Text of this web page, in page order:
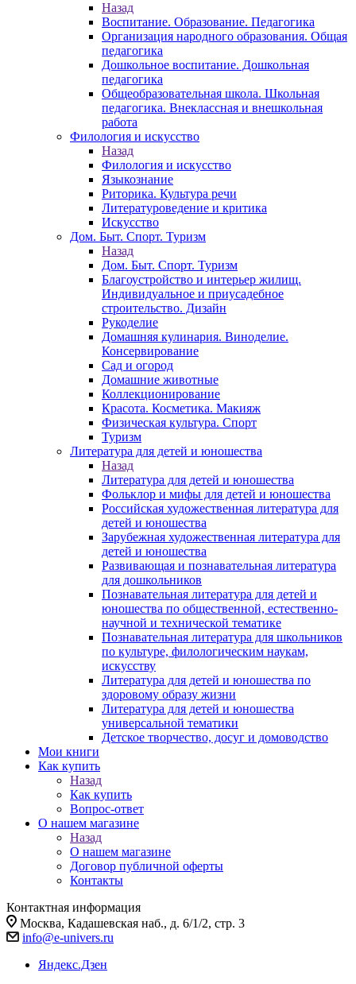
Назад
Воспитание. Образование. Педагогика
Организация народного образования. Общая
педагогика
Дошкольное воспитание. Дошкольная
педагогика
Общеобразовательная школа. Школьная
педагогика. Внеклассная и внешкольная
работа
Филология и искусство
Назад
Филология и искусство
Языкознание
Риторика. Культура речи
Литературоведение и критика
Искусство
Дом. Быт. Спорт. Туризм
Назад
Дом. Быт. Спорт. Туризм
Благоустройство и интерьер жилищ.
Индивидуальное и приусадебное
строительство. Дизайн
Рукоделие
Домашняя кулинария. Виноделие.
Консервирование
Сад и огород
Домашние животные
Коллекционирование
Красота. Косметика. Макияж
Физическая культура. Спорт
Туризм
Литература для детей и юношества
Назад
Литература для детей и юношества
Фольклор и мифы для детей и юношества
Российская художественная литература для
детей и юношества
Зарубежная художественная литература для
детей и юношества
Развивающая и познавательная литература
для дошкольников
Познавательная литература для детей и
юношества по общественной, естественно-
научной и технической тематике
Познавательная литература для школьников
по культуре, филологическим наукам,
искусству
Литература для детей и юношества по
здоровому образу жизни
Литература для детей и юношества
универсальной тематики
Детское творчество, досуг и домоводство
Мои книги
Как купить
Назад
Как купить
Вопрос-ответ
О нашем магазине
Назад
О нашем магазине
Договор публичной оферты
Контакты
Контактная информация
Москва, Кадашевская наб., д. 6/1/2, стр. 3
info@e-univers.ru
Яндекс.Дзен